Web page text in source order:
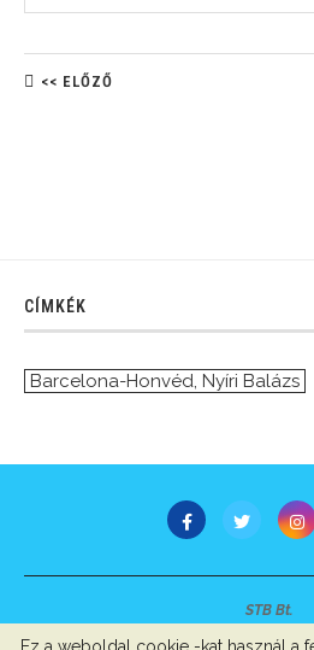
<< ELŐZŐ
CÍMKÉK
Barcelona-Honvéd Nyíri Balázs
STB Bt.
Minden jog fenntartva ©